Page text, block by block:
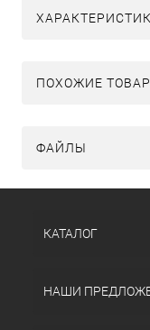
ПОХОЖИЕ
ФАЙЛЫ
КАТАЛОГ
НАШИ